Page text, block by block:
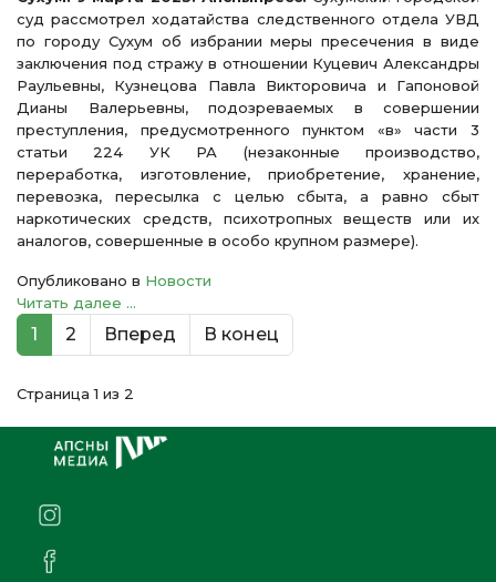
суд рассмотрел ходатайства следственного отдела УВД
по городу Сухум об избрании меры пресечения в виде
заключения под стражу в отношении Куцевич Александры
Раульевны, Кузнецова Павла Викторовича и Гапоновой
Дианы Валерьевны, подозреваемых в совершении
преступления, предусмотренного пунктом «в» части 3
статьи 224 УК РА (незаконные производство,
переработка, изготовление, приобретение, хранение,
перевозка, пересылка с целью сбыта, а равно сбыт
наркотических средств, психотропных веществ или их
аналогов, совершенные в особо крупном размере).
Опубликовано в Новости
Читать далее ...
1 2 Вперед В конец
Страница 1 из 2